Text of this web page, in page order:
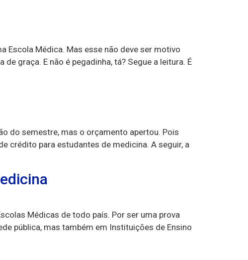
Escola Médica. Mas esse não deve ser motivo
graça. E não é pegadinha, tá? Segue a leitura. É
do semestre, mas o orçamento apertou. Pois
crédito para estudantes de medicina. A seguir, a
Médicas de todo país. Por ser uma prova
pública, mas também em Instituições de Ensino